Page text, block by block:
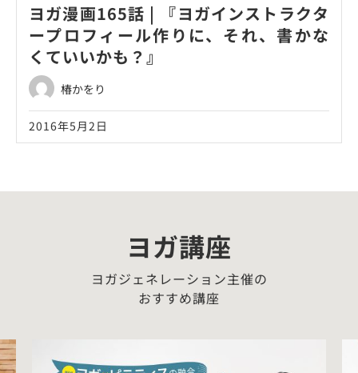
ヨガ漫画165話 | 『ヨガインストラクタ
ープロフィール作りに、それ、書かな
くていいかも？』
椿かをり
2016年5月2日
ヨガ講座
ヨガジェネレーション主催の
おすすめ講座